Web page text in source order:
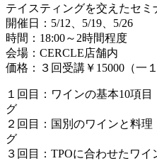
テイスティングを交えたセミ
開催日：5/12、5/19、5/26
時間：18:00～2時間程度
会場：CERCLE店舗内
価格：３回受講￥15000（一
１回目：ワインの基本10項
グ
２回目：国別のワインと料
グ
３回目：TPOに合わせたワ